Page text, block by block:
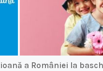
a României la